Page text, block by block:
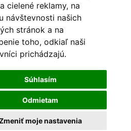
cielené reklamy, na
návštevnosti našich
stránok a na
toho, odkiaľ naši
prichádzajú.
Súhlasím
Odmietam
moje nastavenia
zaoberajúca sa dovozom a
dizajnového aj štýlového
a dekorácií.
republika
12 Loděnice u Berouna
Slovensko
02 Závažná Poruba